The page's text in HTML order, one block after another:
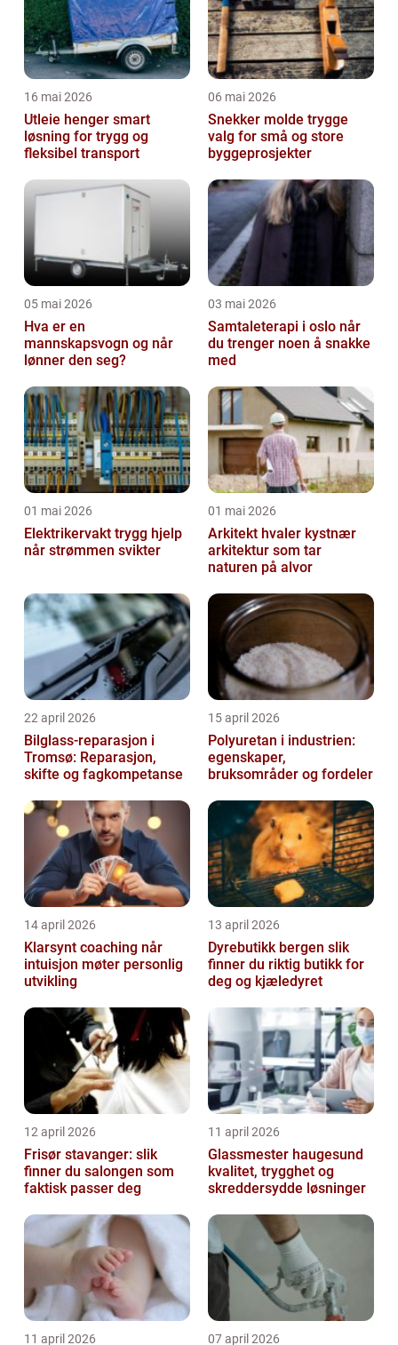
16 mai 2026
Utleie henger smart
løsning for trygg og
fleksibel transport
06 mai 2026
Snekker molde trygge
valg for små og store
byggeprosjekter
05 mai 2026
Hva er en
mannskapsvogn og når
lønner den seg?
03 mai 2026
Samtaleterapi i oslo når
du trenger noen å snakke
med
01 mai 2026
Elektrikervakt trygg hjelp
når strømmen svikter
01 mai 2026
Arkitekt hvaler kystnær
arkitektur som tar
naturen på alvor
22 april 2026
Bilglass-reparasjon i
Tromsø: Reparasjon,
skifte og fagkompetanse
15 april 2026
Polyuretan i industrien:
egenskaper,
bruksområder og fordeler
14 april 2026
Klarsynt coaching når
intuisjon møter personlig
utvikling
13 april 2026
Dyrebutikk bergen slik
finner du riktig butikk for
deg og kjæledyret
12 april 2026
Frisør stavanger: slik
finner du salongen som
faktisk passer deg
11 april 2026
Glassmester haugesund
kvalitet, trygghet og
skreddersydde løsninger
11 april 2026 07 april 2026